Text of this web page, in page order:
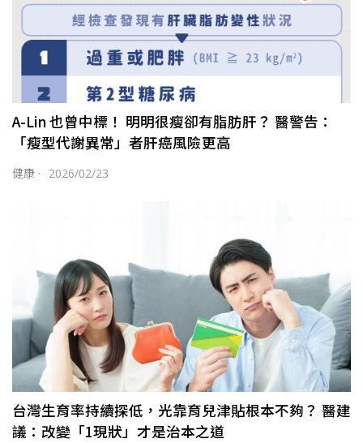
A-Lin 也曾中標！ 明明很瘦卻有脂肪肝？ 醫警告：
「瘦型代謝異常」者肝癌風險更高
健康 · 2026/02/23
台灣生育率持續探低，光靠育兒津貼根本不夠？ 醫建
議：改變「1現狀」才是治本之道